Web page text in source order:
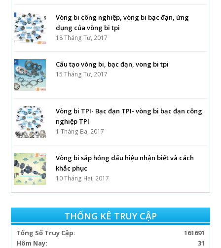
Vòng bi công nghiệp, vòng bi bạc đạn, ứng
dụng của vòng bi tpi
18 Tháng Tư, 2017
Cấu tạo vòng bi, bạc đạn, vong bi tpi
15 Tháng Tư, 2017
Vòng bi TPI- Bạc đạn TPI- vòng bi bạc đạn công
nghiệp TPI
1 Tháng Ba, 2017
Vòng bi sắp hỏng dấu hiệu nhận biết và cách
khắc phục
10 Tháng Hai, 2017
THỐNG KÊ TRUY CẬP
161691
Tổng Số Truy Cập:
31
Hôm Nay: